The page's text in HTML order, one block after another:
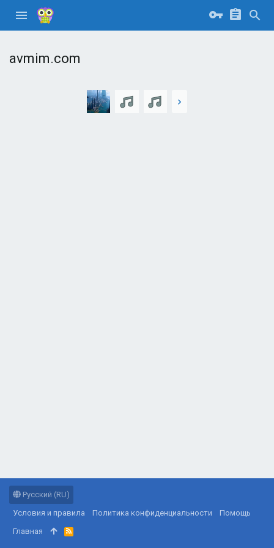
avmim.com
Русский (RU)
Условия и правила
Политика конфиденциальности
Помощь
Главная
R
S